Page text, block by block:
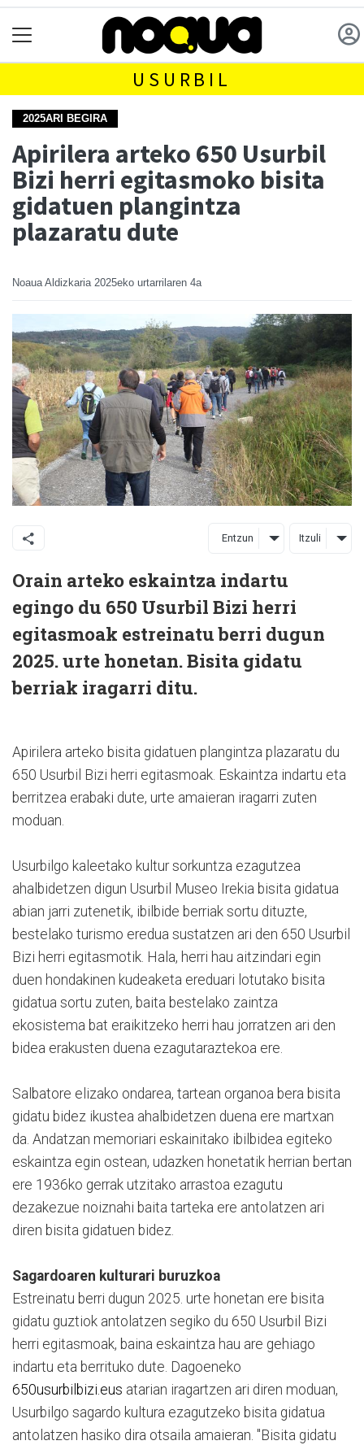
USURBIL
2025ARI BEGIRA
Apirilera arteko 650 Usurbil
Bizi herri egitasmoko bisita
gidatuen plangintza
plazaratu dute
Noaua Aldizkaria 2025eko urtarrilaren 4a
Entzun Itzuli
Orain arteko eskaintza indartu
egingo du 650 Usurbil Bizi herri
egitasmoak estreinatu berri dugun
2025. urte honetan. Bisita gidatu
berriak iragarri ditu.
Apirilera arteko bisita gidatuen plangintza plazaratu du
650 Usurbil Bizi herri egitasmoak. Eskaintza indartu eta
berritzea erabaki dute, urte amaieran iragarri zuten
moduan.
Usurbilgo kaleetako kultur sorkuntza ezagutzea
ahalbidetzen digun Usurbil Museo Irekia bisita gidatua
abian jarri zutenetik, ibilbide berriak sortu dituzte,
bestelako turismo eredua sustatzen ari den 650 Usurbil
Bizi herri egitasmotik. Hala, herri hau aitzindari egin
duen hondakinen kudeaketa ereduari lotutako bisita
gidatua sortu zuten, baita bestelako zaintza
ekosistema bat eraikitzeko herri hau jorratzen ari den
bidea erakusten duena ezagutaraztekoa ere.
Salbatore elizako ondarea, tartean organoa bera bisita
gidatu bidez ikustea ahalbidetzen duena ere martxan
da. Andatzan memoriari eskainitako ibilbidea egiteko
eskaintza egin ostean, udazken honetatik herrian bertan
ere 1936ko gerrak utzitako arrastoa ezagutu
dezakezue noiznahi baita tarteka ere antolatzen ari
diren bisita gidatuen bidez.
Sagardoaren kulturari buruzkoa
Estreinatu berri dugun 2025. urte honetan ere bisita
gidatu guztiok antolatzen segiko du 650 Usurbil Bizi
herri egitasmoak, baina eskaintza hau are gehiago
indartu eta berrituko dute. Dagoeneko
650usurbilbizi.eus atarian iragartzen ari diren moduan,
Usurbilgo sagardo kultura ezagutzeko bisita gidatua
antolatzen hasiko dira otsaila amaieran. "Bisita gidatu